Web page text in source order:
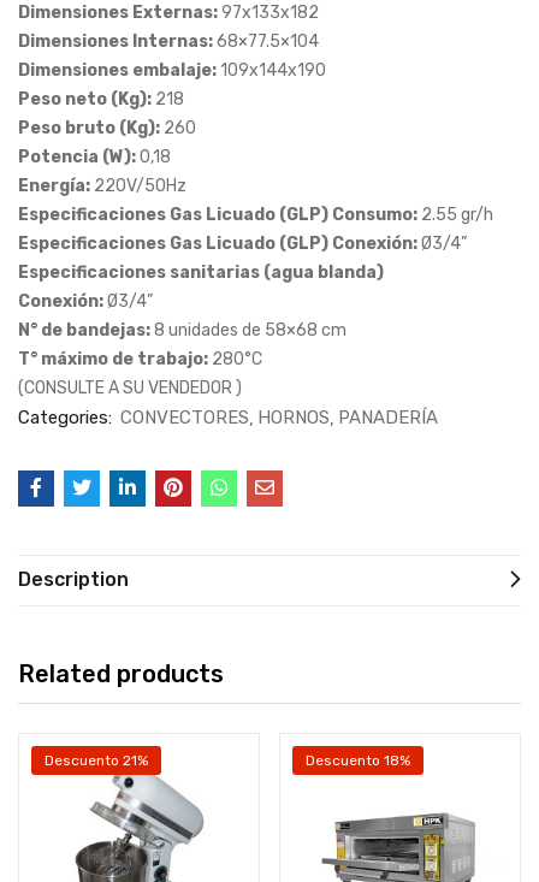
Dimensiones Externas:97x133x182
Dimensiones Internas:68×77.5×104
Dimensiones embalaje:109x144x190
Peso neto (Kg): 218
Peso bruto (Kg): 260
Potencia (W):0,18
Energía: 220V/50Hz
Especificaciones Gas Licuado (GLP) Consumo: 2.55 gr/h
Especificaciones Gas Licuado (GLP) Conexión:Ø3/4”
Especificaciones sanitarias (agua blanda)
Conexión:Ø3/4”
N° de bandejas:8 unidades de 58×68 cm
T° máximo de trabajo: 280°C
(CONSULTE A SU VENDEDOR )
Categories: CONVECTORES HORNOS PANADERÍA
Description
Related products
Descuento 21% Descuento 18%